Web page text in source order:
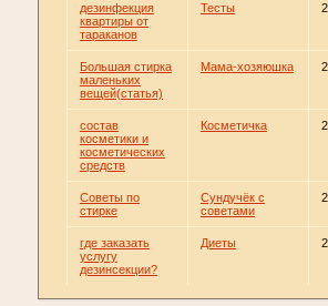
дезинфекция
квартиры от
тараканов
Тесты
Большая стирка
маленьких
вещей(статья)
Мама-хозяюшка
состав
косметики и
косметических
средств
Косметичка
Советы по
стирке
Сундучёк с
советами
где заказать
услугу
дезинсекции?
Диеты